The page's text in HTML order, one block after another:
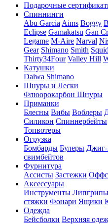
Подарочные
Спиннинги
Abu Garcia Aims Boggy
Eclipse Gamakatsu Gan
Legame M-Aire Narval
Gear Shimano Smith
Thirty34Four Valley Hill
Катушки
Daiwa Shimano
Шнуры и Лески
Флюорокарбон Шнуры
Приманки
Блесны Вибы Воблеры
Силикон Спиннербейты
Топвотеры
Огрузка
Бомбарды Булеры Джиг-
свимбейтов
Фурнитура
Ассисты Застежки
Аксессуары
Инструменты Липгрипы
стяжки Фонари Ящики
Одежда
Бейсболки Верхняя